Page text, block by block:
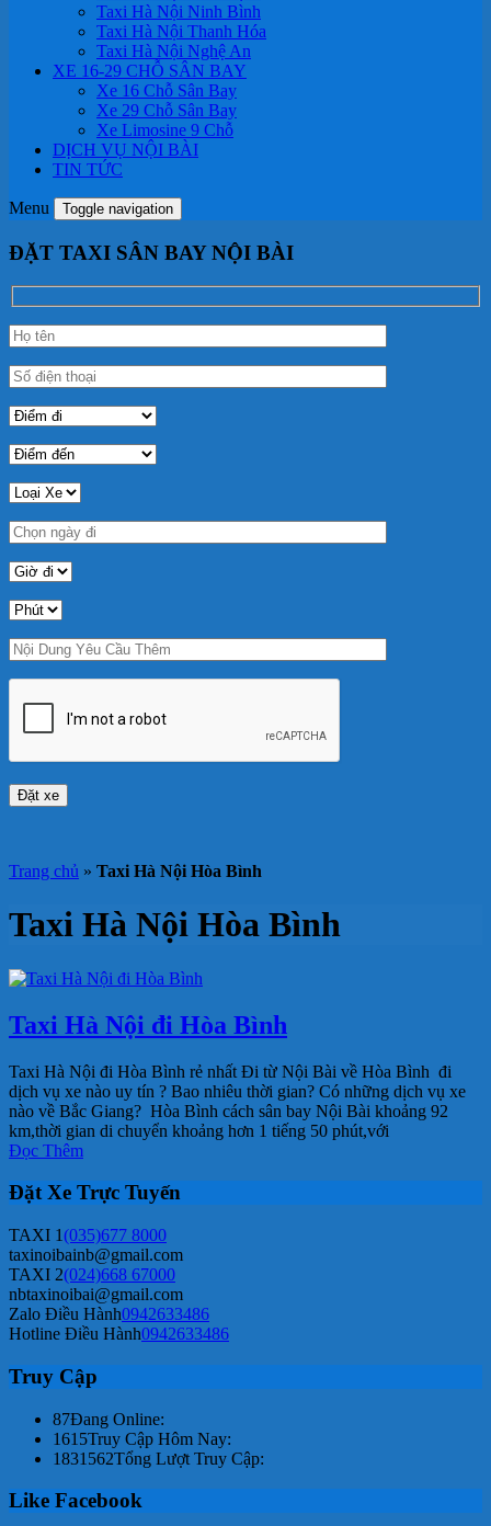
Taxi Hà Nội Ninh Bình
Taxi Hà Nội Thanh Hóa
Taxi Hà Nội Nghệ An
XE 16-29 CHỖ SÂN BAY
Xe 16 Chỗ Sân Bay
Xe 29 Chỗ Sân Bay
Xe Limosine 9 Chỗ
DỊCH VỤ NỘI BÀI
TIN TỨC
Menu Toggle navigation
ĐẶT TAXI SÂN BAY NỘI BÀI
Trang chủ » Taxi Hà Nội Hòa Bình
Taxi Hà Nội Hòa Bình
Taxi Hà Nội đi Hòa Bình
Taxi Hà Nội đi Hòa Bình rẻ nhất Đi từ Nội Bài về Hòa Bình đi
dịch vụ xe nào uy tín ? Bao nhiêu thời gian? Có những dịch vụ xe
nào về Bắc Giang? Hòa Bình cách sân bay Nội Bài khoảng 92
km,thời gian di chuyển khoảng hơn 1 tiếng 50 phút,với
Đọc Thêm
Đặt Xe Trực Tuyến
TAXI 1(035)677 8000
taxinoibainb@gmail.com
TAXI 2(024)668 67000
nbtaxinoibai@gmail.com
Zalo Điều Hành0942633486
Hotline Điều Hành0942633486
Truy Cập
87Đang Online:
1615Truy Cập Hôm Nay:
1831562Tổng Lượt Truy Cập:
Like Facebook